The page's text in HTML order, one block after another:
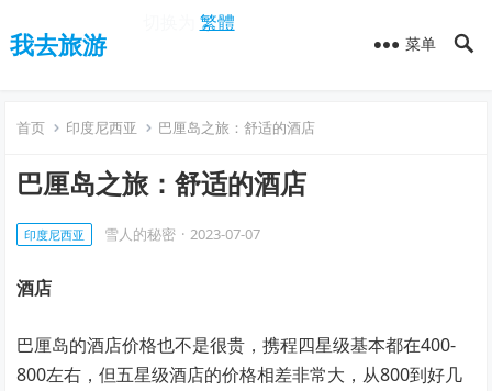
繁體
我去旅游 菜单
首页 印度尼西亚 巴厘岛之旅：舒适的酒店
巴厘岛之旅：舒适的酒店
印度尼西亚 雪人的秘密 · 2023-07-07
酒店
巴厘岛的酒店价格也不是很贵，携程四星级基本都在400-
800左右，但五星级酒店的价格相差非常大，从800到好几